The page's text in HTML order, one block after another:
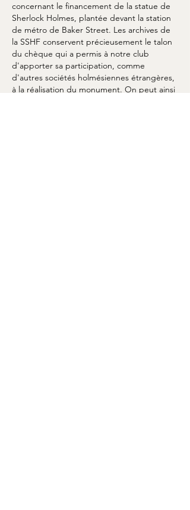
concernant le financement de la statue de
Sherlock Holmes, plantée devant la station
de métro de Baker Street. Les archives de
la SSHF conservent précieusement le talon
du chèque qui a permis à notre club
d'apporter sa participation, comme
d'autres sociétés holmésiennes étrangères,
à la réalisation du monument. On peut ainsi